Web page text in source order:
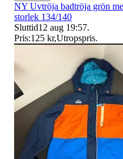
NY Uvtröja badtröja grön
storlek 134/140
Sluttid12 aug 19:57.
Pris:125 kr,Utropspris.